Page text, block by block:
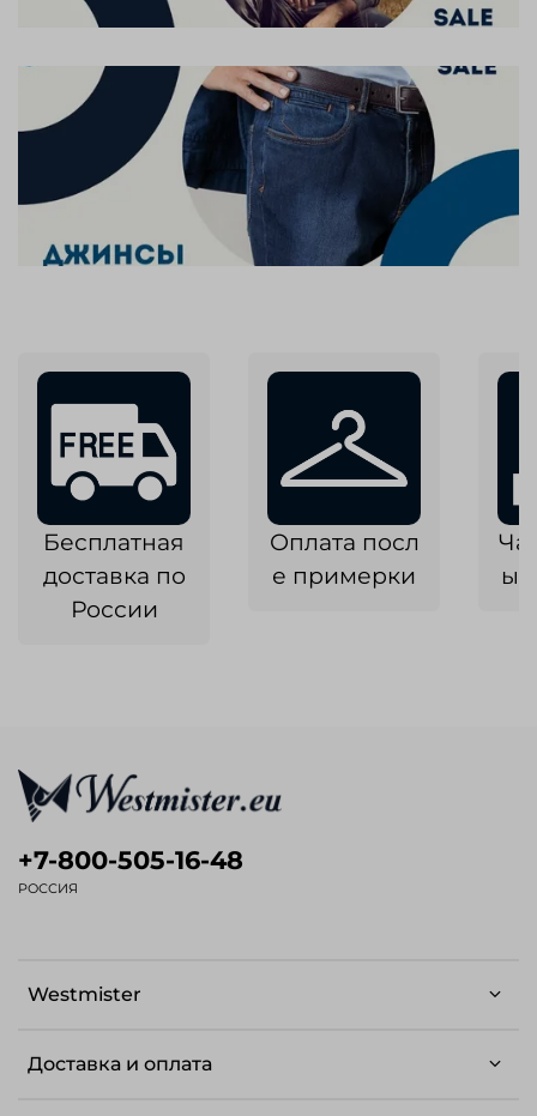
Бесплатная
доставка по
России
Оплата посл
е примерки
Westmister
Доставка и оплата
+7-800-505-16-48
РОССИЯ